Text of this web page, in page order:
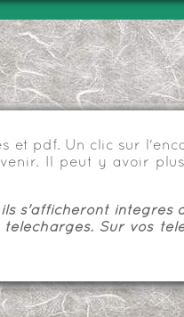
et pdf. Un clic sur
Il peut y avoir
s'afficheront intégrés
Sur vos